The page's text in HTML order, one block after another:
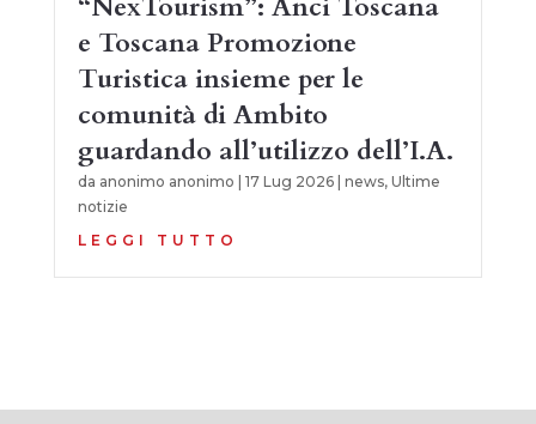
“NexTourism”: Anci Toscana
e Toscana Promozione
Turistica insieme per le
comunità di Ambito
guardando all’utilizzo dell’I.A.
da anonimo anonimo 17 Lug 2026| news, Ultime
notizie
LEGGI TUTTO